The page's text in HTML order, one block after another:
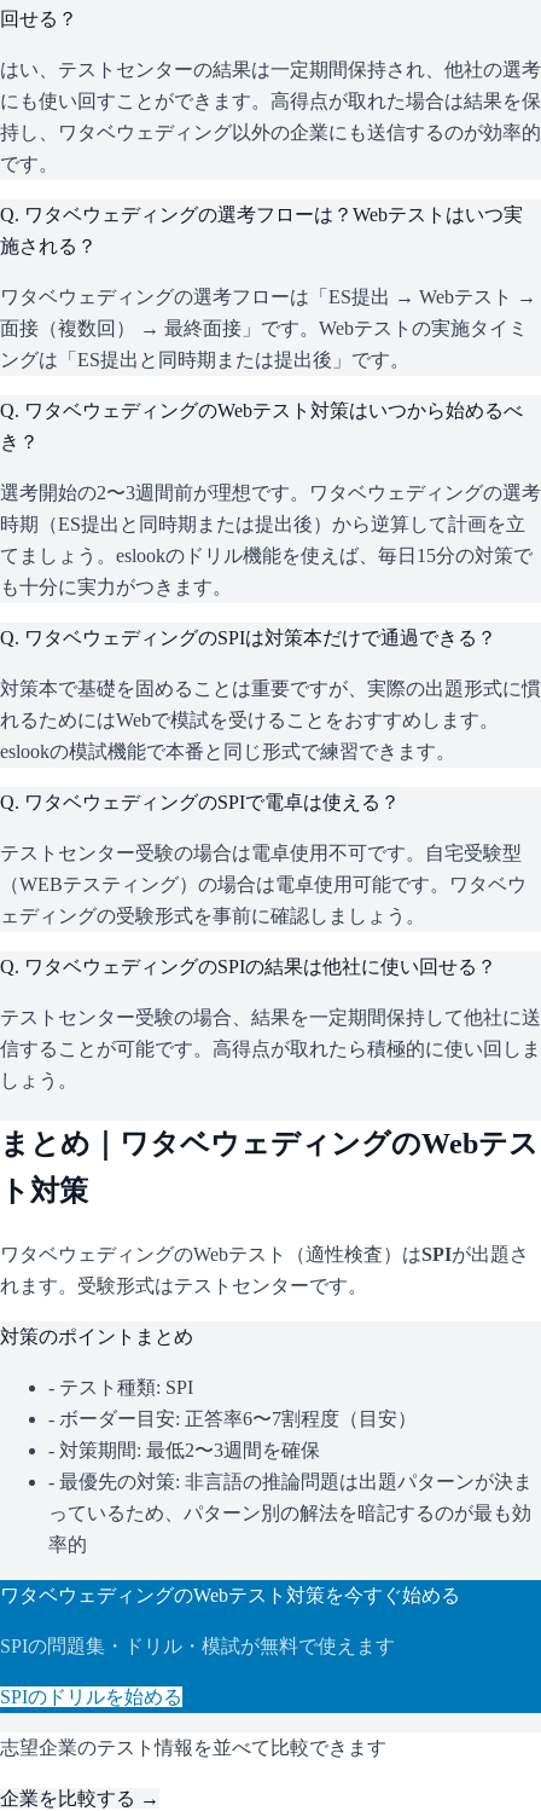
回せる？
はい、テストセンターの結果は一定期間保持され、他社の選考
にも使い回すことができます。高得点が取れた場合は結果を保
持し、ワタベウェディング以外の企業にも送信するのが効率的
です。
Q. ワタベウェディングの選考フローは？Webテストはいつ実
施される？
ワタベウェディングの選考フローは「ES提出 → Webテスト →
面接（複数回） → 最終面接」です。Webテストの実施タイミ
ングは「ES提出と同時期または提出後」です。
Q. ワタベウェディングのWebテスト対策はいつから始めるべ
き？
選考開始の2〜3週間前が理想です。ワタベウェディングの選考
時期（ES提出と同時期または提出後）から逆算して計画を立
てましょう。eslookのドリル機能を使えば、毎日15分の対策で
も十分に実力がつきます。
Q. ワタベウェディングのSPIは対策本だけで通過できる？
対策本で基礎を固めることは重要ですが、実際の出題形式に慣
れるためにはWebで模試を受けることをおすすめします。
eslookの模試機能で本番と同じ形式で練習できます。
Q. ワタベウェディングのSPIで電卓は使える？
テストセンター受験の場合は電卓使用不可です。自宅受験型
（WEBテスティング）の場合は電卓使用可能です。ワタベウ
ェディングの受験形式を事前に確認しましょう。
Q. ワタベウェディングのSPIの結果は他社に使い回せる？
テストセンター受験の場合、結果を一定期間保持して他社に送
信することが可能です。高得点が取れたら積極的に使い回しま
しょう。
まとめ｜ ワタベウェディングのWebテス
ト対策
ワタベウェディングのWebテスト（適性検査）はSPIが出題さ
れます。 受験形式はテストセンターです。
対策のポイントまとめ
- テスト種類: SPI
- ボーダー目安: 正答率6〜7割程度（目安）
- 対策期間: 最低2〜3週間を確保
- 最優先の対策: 非言語の推論問題は出題パターンが決ま
っているため、パターン別の解法を暗記するのが最も効
率的
ワタベウェディングのWebテスト対策を今すぐ始める
SPIの問題集・ドリル・模試が無料で使えます
SPIのドリルを始める
志望企業のテスト情報を並べて比較できます
企業を比較する →